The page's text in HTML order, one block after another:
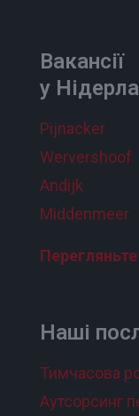
Вакансії
у
Pijnacker
Wervershoof
Andijk
Middenmeer
Перегляньте
Наші
Тимчасова
Аутсорсинг